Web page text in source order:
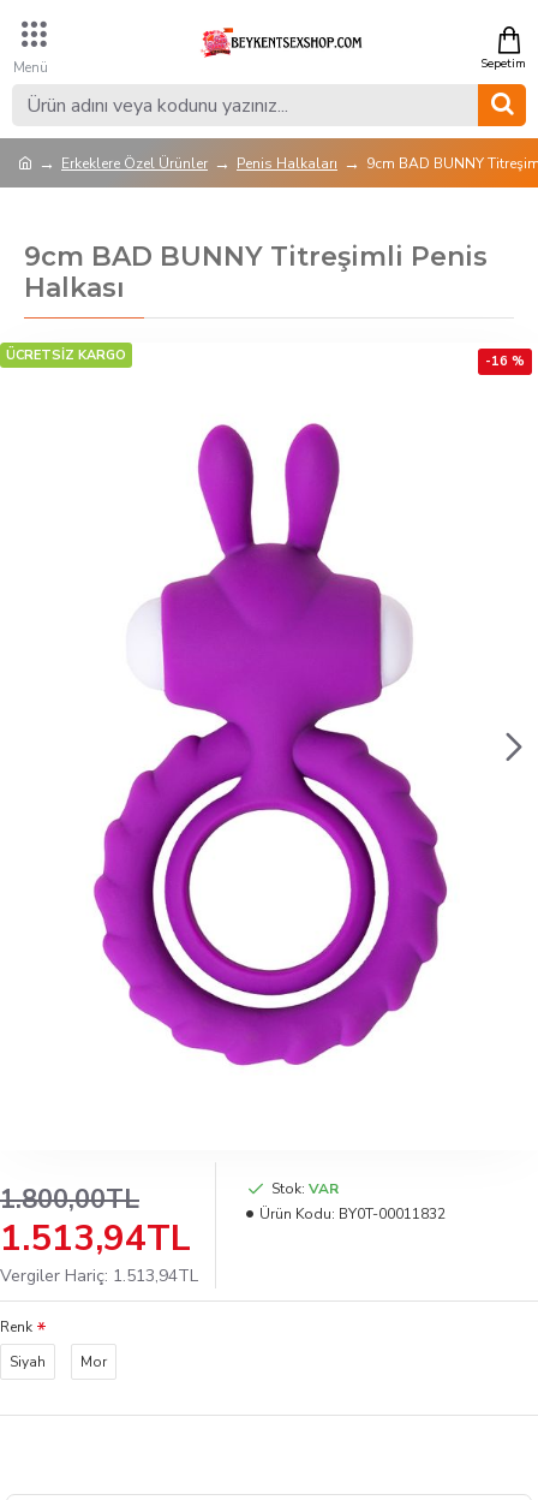
Erkeklere Özel Ürünler Penis Halkaları 9cm BAD BUNNY
9cm BAD BUNNY Titreşimli Penis
Halkası
ÜCRETSİZ KARGO -16 %
1.513,94TL
1.800,00TL
Vergiler Hariç: 1.513,94TL
Stok: VAR
Ürün Kodu: BY0T-00011832
Renk
Siyah
Mor